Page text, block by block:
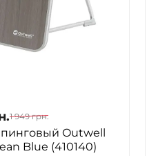
1 949 грн.
Outwell
Blue (410140)